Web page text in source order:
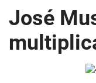
José